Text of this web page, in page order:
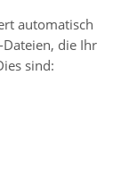
automatisch
die Ihr
sind: